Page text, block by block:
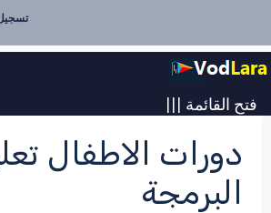
فتح القائمة |||
دورات الاطفال
البرمجة